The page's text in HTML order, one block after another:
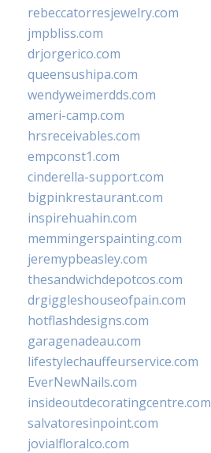
rebeccatorresjewelry.com
jmpbliss.com
drjorgerico.com
queensushipa.com
wendyweimerdds.com
ameri-camp.com
hrsreceivables.com
empconst1.com
cinderella-support.com
bigpinkrestaurant.com
inspirehuahin.com
memmingerspainting.com
jeremypbeasley.com
thesandwichdepotcos.com
drgiggleshouseofpain.com
hotflashdesigns.com
garagenadeau.com
lifestylechauffeurservice.com
EverNewNails.com
insideoutdecoratingcentre.com
salvatoresinpoint.com
jovialfloralco.com